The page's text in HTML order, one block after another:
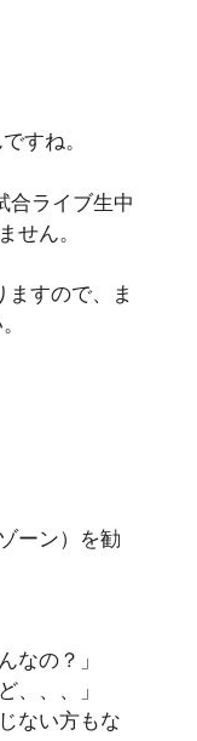
すね。
合ライブ生中
せん。
すので、ま
ーン）を勧
なの？」
、、、」
ない方もな